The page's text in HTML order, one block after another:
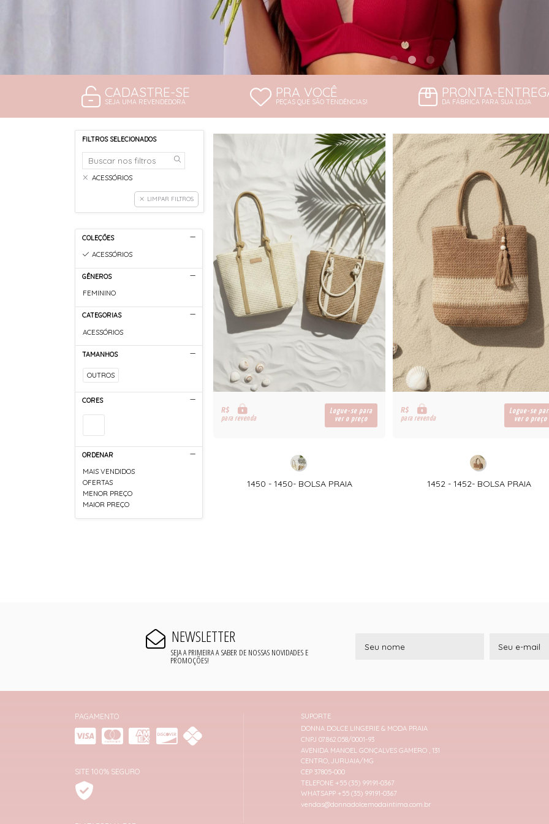
CADASTRE-SE
SEJA UMA REVENDEDORA
PRA VOCÊ
PEÇAS QUE SÃO TENDÊNCIAS!
PRONTA-
DA FÁBRICA PARA SUA LOJA
FILTROS SELECIONADOS
ACESSÓRIOS
LIMPAR FILTROS
COLEÇÕES
ACESSÓRIOS
GÊNEROS
FEMININO
CATEGORIAS
ACESSÓRIOS
TAMANHOS
OUTROS
CORES
ORDENAR
MAIS VENDIDOS
OFERTAS
MENOR PREÇO
MAIOR PREÇO
R$
para revenda
Logue-se para
ver o preço
1450 - 1450- BOLSA PRAIA
R$
para revenda
Logue-se
ver o preço
1452 - 1452- BOLSA PRAIA
NEWSLETTER
SEJA A PRIMEIRA A SABER DE NOSSAS NOVIDADES E
PROMOÇÕES!
PAGAMENTO
SITE 100% SEGURO
SUPORTE
DONNA DOLCE LINGERIE & MODA PRAIA
CNPJ 07.862.058/0001-93
AVENIDA MANOEL GONÇALVES GAMERO , 131
CENTRO, JURUAIA/MG
CEP 37805-000
TELEFONE +55 (35) 99191-0367
WHATSAPP +55 (35) 99191-0367
vendas@donnadolcemodaintima.com.br